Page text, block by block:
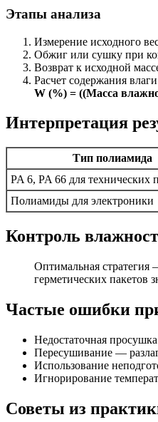
Этапы анализа
Измерение исходного
Обжиг или сушку при
Возврат к исходной
Расчет содержания
W (%) = ((Масса
Интерпретация
Тип полиамида
PA 6, PA 66 для технических
Полиамиды для электроники
Контроль
Оптимальная стратегия
герметических пакетов
Частые ошибки
Недостаточная
Пересушивание —
Использование
Игнорирование
Советы из